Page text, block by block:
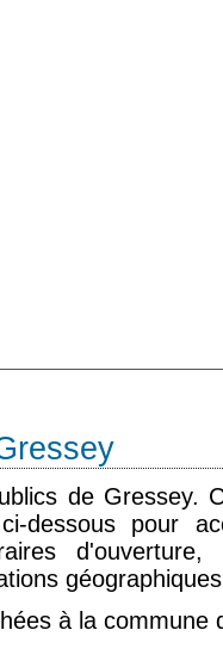
de Gressey.
dessous pour
à la commune